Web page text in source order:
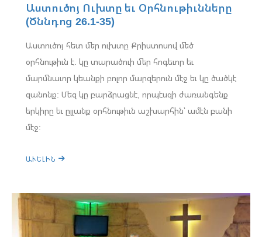
Աստուծոյ Ուխտը եւ Օրհնութիւնները
(Ծննդոց 26.1-35)
Աստուծոյ հետ մեր ուխտը Քրիստոսով մեծ
օրհնութիւն է. կը տարածուի մեր հոգեւոր եւ
մարմնաւոր կեանքի բոլոր մարզերուն մէջ եւ կը ծածկէ
զանոնք: Մեզ կը բարձրացնէ, որպէսզի ժառանգենք
երկիրը եւ ըլլանք օրհնութիւն աշխարհին՝ ամէն բանի
մէջ:
ԱՒԵԼԻՆ